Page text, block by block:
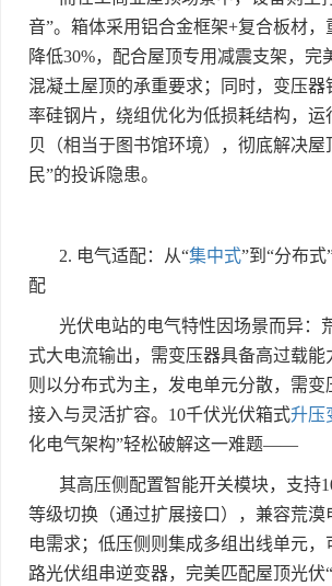
音”。箱体采用铝合金框架+复合板材，
降低30%，配合屋顶专用减震支架，完
混凝土屋顶的承重要求；同时，变压器
率硅钢片，绕组优化为低损耗结构，运
贝（相当于图书馆环境），彻底解决屋
民”的投诉隐患。
2. 电气适配：从“集中式”到 “分布式
配
光伏电站的电气特性因场景而异：
式大电流输出，需变压器具备高过载能
则以分布式为主，发电单元分散，需变
接入与灵活扩容。 10千伏光伏箱式升压
化电气架构”轻松破解这一难题——
其高压侧配置智能开关模块，支持
等级切换（通过扩展接口），兼容荒漠
电需求；低压侧则集成多组出线单元，
路光伏组串逆变器，完美匹配屋顶光伏“